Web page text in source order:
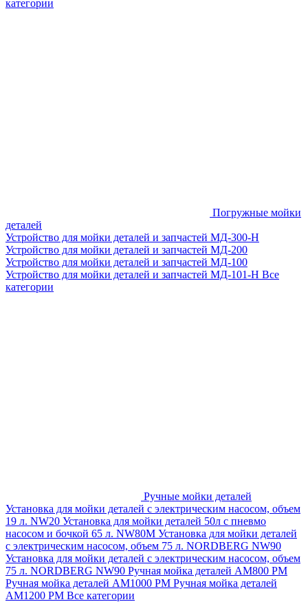
категории
Погружные мойки
деталей
Устройство для мойки деталей и запчастей МД-300-H
Устройство для мойки деталей и запчастей МД-200
Устройство для мойки деталей и запчастей МД-100
Устройство для мойки деталей и запчастей МД-101-Н Все
категории
Ручные мойки деталей
Установка для мойки деталей с электрическим насосом, объем
19 л. NW20 Установка для мойки деталей 50л с пневмо
насосом и бочкой 65 л. NW80M Установка для мойки деталей
с электрическим насосом, объем 75 л. NORDBERG NW90
Установка для мойки деталей с электрическим насосом, объем
75 л. NORDBERG NW90 Ручная мойка деталей АМ800 РМ
Ручная мойка деталей АМ1000 РМ Ручная мойка деталей
АМ1200 РМ Все категории